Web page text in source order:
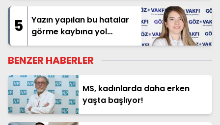
5
Yazın yapılan bu hatalar
görme kaybına yol
açabilir!
BENZER HABERLER
MS, kadınlarda daha erken
yaşta başlıyor!